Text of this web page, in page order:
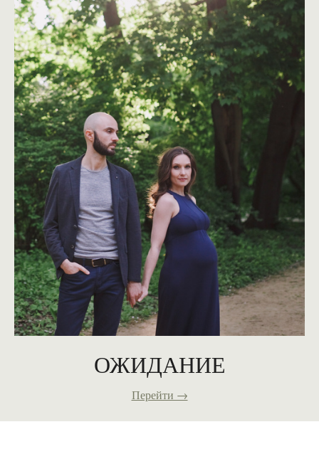
ОЖИДАНИЕ
Перейти →